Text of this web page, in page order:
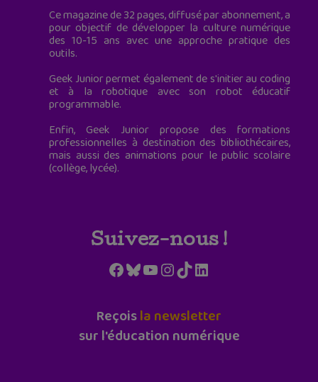
Ce magazine de 32 pages, diffusé par abonnement, a
pour objectif de développer la culture numérique
des 10-15 ans avec une approche pratique des
outils.
Geek Junior permet également de s'initier au coding
et à la robotique avec son robot éducatif
programmable.
Enfin, Geek Junior propose des formations
professionnelles à destination des bibliothécaires,
mais aussi des animations pour le public scolaire
(collège, lycée).
Suivez-nous !
Facebook
Bluesky
YouTube
Instagram
TikTokLinkedIn
Reçoisla newsletter
sur l'éducation numérique